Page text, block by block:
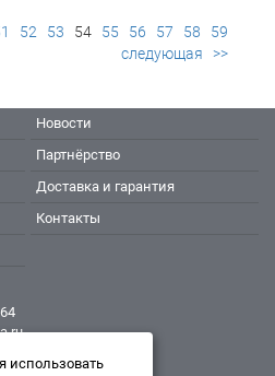
52 53 54 55 56 57 58
59
следующая
>>
Новости
Партнёрство
Доставка и гарантия
Контакты
использовать